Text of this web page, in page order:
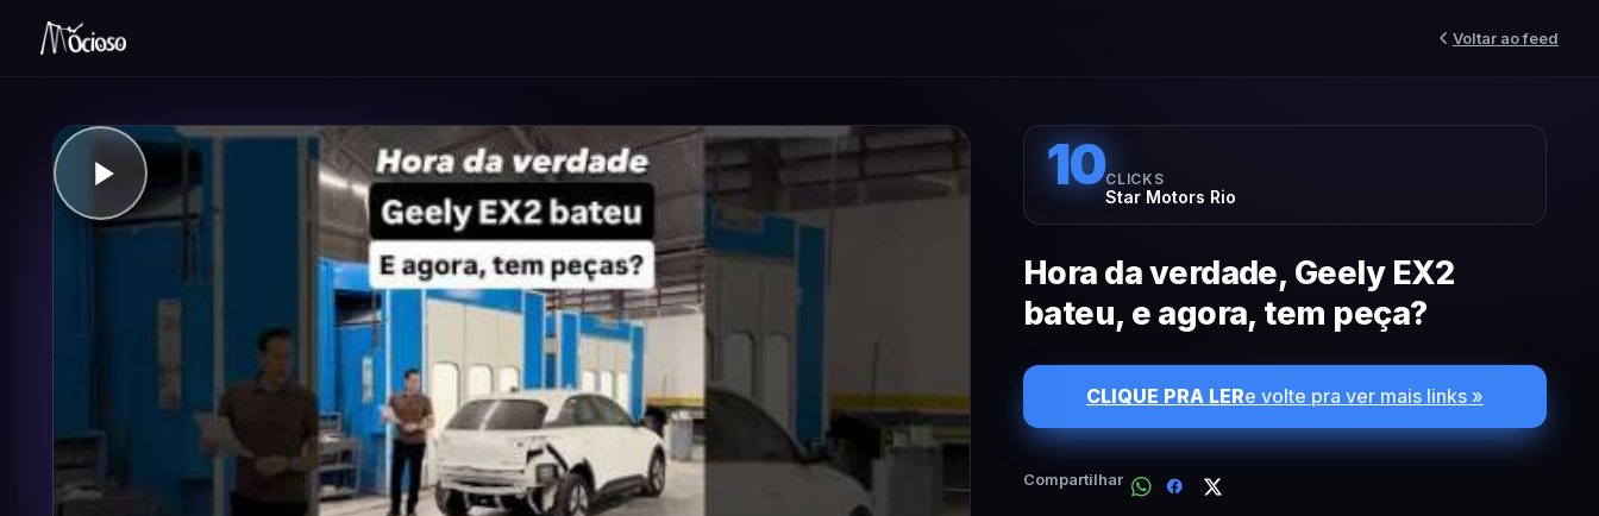
Voltar ao feed
10CLICKS
Star Motors Rio
Hora da verdade, Geely EX2
bateu, e agora, tem peça?
CLIQUE PRA LERe volte pra ver mais links »
Compartilhar